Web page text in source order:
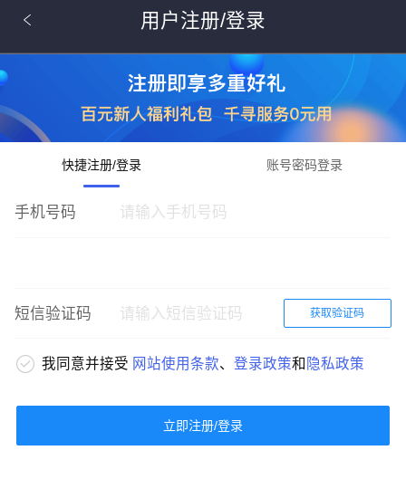
用户注册/登录
快捷注册/登录 账号密码登录
手机号码
短信验证码 获取验证码
我同意并接受 网站使用条款、 登录政策和 隐私政策
立即注册/登录